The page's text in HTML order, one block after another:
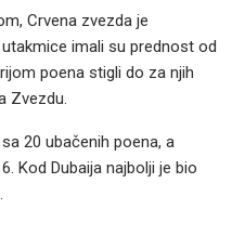
Crvena zvezda je
imali su prednost od
poena stigli do za njih
Zvezdu.
20 ubačenih poena, a
Kod Dubaija najbolji je bio